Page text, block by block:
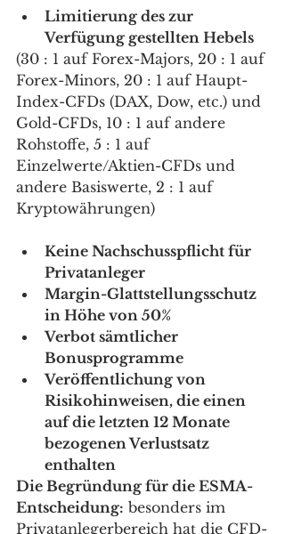
Limitierung des zur
Verfügung gestellten Hebels
(30 : 1 auf Forex-Majors, 20 : 1 auf
Forex-Minors, 20 : 1 auf Haupt-
Index-CFDs (DAX, Dow, etc.) und
Gold-CFDs, 10 : 1 auf andere
Rohstoffe, 5 : 1 auf
Einzelwerte/Aktien-CFDs und
andere Basiswerte, 2 : 1 auf
Kryptowährungen)
Keine Nachschusspflicht für
Privatanleger
Margin-Glattstellungsschutz
in Höhe von 50%
Verbot sämtlicher
Bonusprogramme
Veröffentlichung von
Risikohinweisen, die einen
auf die letzten 12 Monate
bezogenen Verlustsatz
enthalten
Die Begründung für die ESMA-
Entscheidung: besonders im
Privatanlegerbereich hat die CFD-